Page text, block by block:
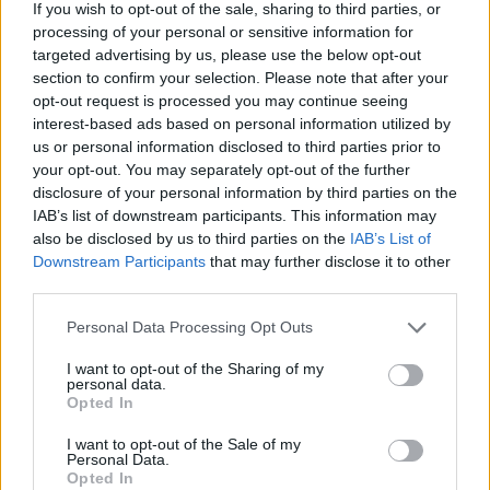
If you wish to opt-out of the sale, sharing to third parties, or
processing of your personal or sensitive information for
targeted advertising by us, please use the below opt-out
section to confirm your selection. Please note that after your
opt-out request is processed you may continue seeing
interest-based ads based on personal information utilized by
us or personal information disclosed to third parties prior to
your opt-out. You may separately opt-out of the further
disclosure of your personal information by third parties on the
IAB’s list of downstream participants. This information may
also be disclosed by us to third parties on the IAB’s List of
Downstream Participants that may further disclose it to other
Personal Data Processing Opt Outs
I want to opt-out of the Sharing of my
personal data.
Opted In
I want to opt-out of the Sale of my
Personal Data.
Opted In
06/08/26|18:31
Σαμοθράκη: Σε λειτουργία η
πλατφόρμα myBusinessSupport
για το ειδικό πρόγραμμα στήριξης
επιχειρήσεων
06/08/26|18:07
Ο Όμιλος Qualco επεκτείνει τη
δραστηριότητά του στην ΑΙ με
την απόκτηση πλειοψηφικού
ποσοστού στη Multiverse
06/08/26|17:45
ΕΥΑΘ: Αποκτά νέες
αρμοδιότητες και επεκτείνεται